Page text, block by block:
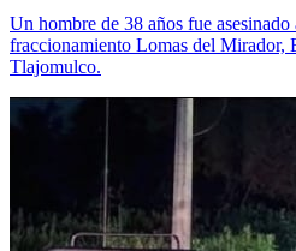
Un hombre de 38 años fue asesinado
fraccionamiento Lomas del Mirador,
Tlajomulco.